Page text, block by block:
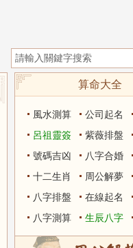
算命大全
風水測算 公司起名
呂祖靈簽
紫薇排盤
號碼吉凶
八字合婚
十二生肖
周公解夢
八字排盤
在線起名
八字測算
生辰八字